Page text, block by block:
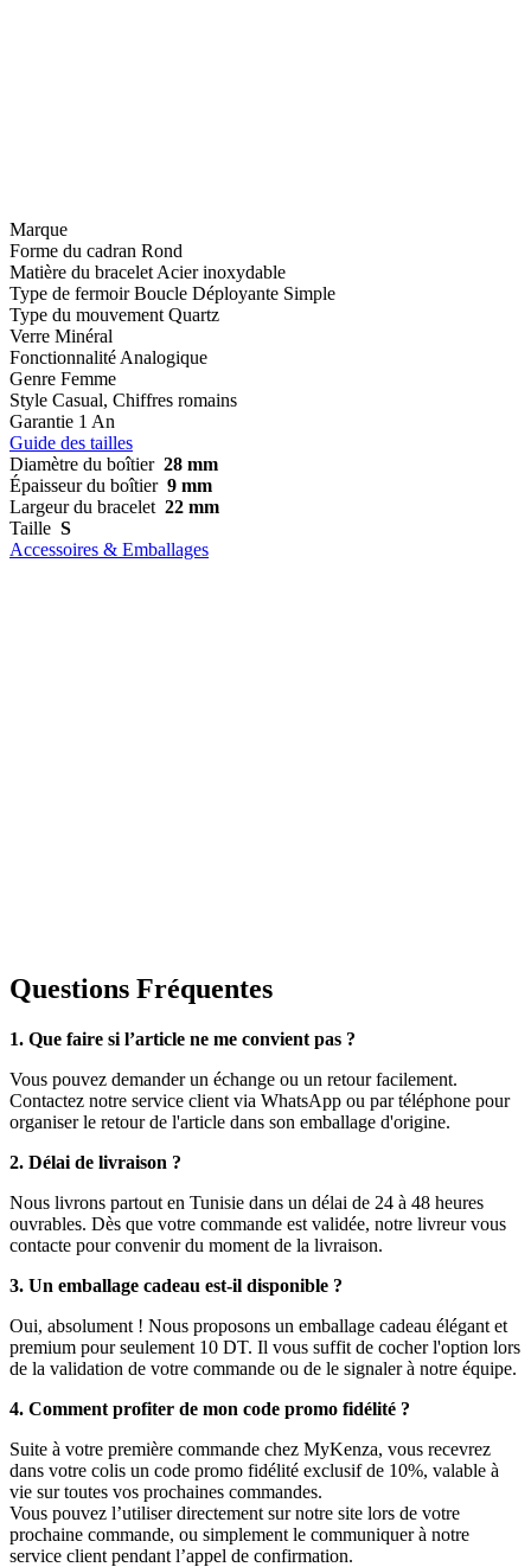
Marque
Forme du cadran Rond
Matière du bracelet Acier inoxydable
Type de fermoir Boucle Déployante Simple
Type du mouvement Quartz
Verre Minéral
Fonctionnalité Analogique
Genre Femme
Style Casual, Chiffres romains
Garantie 1 An
Guide des tailles
Diamètre du boîtier 28 mm
Épaisseur du boîtier 9 mm
Largeur du bracelet 22 mm
Taille S
Accessoires & Emballages
Questions Fréquentes
1. Que faire si l’article ne me convient pas ?
Vous pouvez demander un échange ou un retour facilement.
Contactez notre service client via WhatsApp ou par téléphone pour
organiser le retour de l'article dans son emballage d'origine.
2. Délai de livraison ?
Nous livrons partout en Tunisie dans un délai de 24 à 48 heures
ouvrables. Dès que votre commande est validée, notre livreur vous
contacte pour convenir du moment de la livraison.
3. Un emballage cadeau est-il disponible ?
Oui, absolument ! Nous proposons un emballage cadeau élégant et
premium pour seulement 10 DT. Il vous suffit de cocher l'option lors
de la validation de votre commande ou de le signaler à notre équipe.
4. Comment profiter de mon code promo fidélité ?
Suite à votre première commande chez MyKenza, vous recevrez
dans votre colis un code promo fidélité exclusif de 10%, valable à
vie sur toutes vos prochaines commandes.
Vous pouvez l’utiliser directement sur notre site lors de votre
prochaine commande, ou simplement le communiquer à notre
service client pendant l’appel de confirmation.